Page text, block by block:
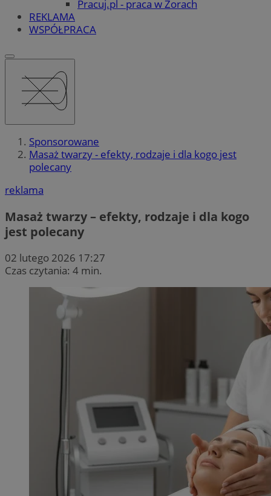
Pracuj.pl - praca w Żorach
REKLAMA
WSPÓŁPRACA
Sponsorowane
Masaż twarzy - efekty, rodzaje i dla kogo jest
polecany
reklama
Masaż twarzy – efekty, rodzaje i dla kogo
jest polecany
02 lutego 2026 17:27
Czas czytania: 4 min.